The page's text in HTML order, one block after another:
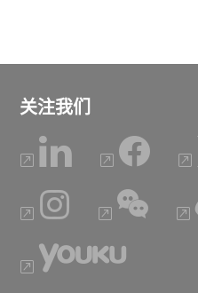
关注我们